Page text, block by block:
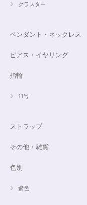
クラスター
ペンダント・ネックレス
ピアス・イヤリング
指輪
11号
ストラップ
その他・雑貨
色別
紫色